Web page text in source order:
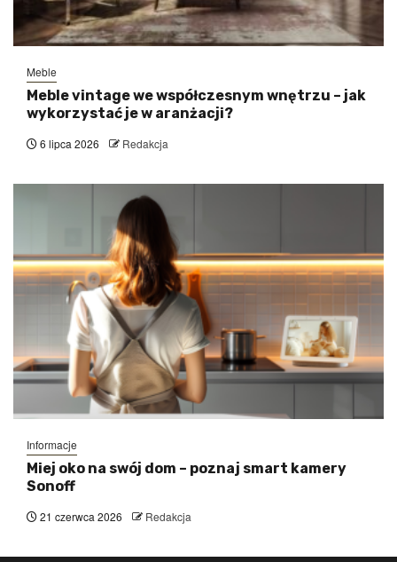
Meble
Meble vintage we współczesnym wnętrzu – jak
wykorzystać je w aranżacji?
6 lipca 2026 Redakcja
Informacje
Miej oko na swój dom – poznaj smart kamery
Sonoff
21 czerwca 2026 Redakcja